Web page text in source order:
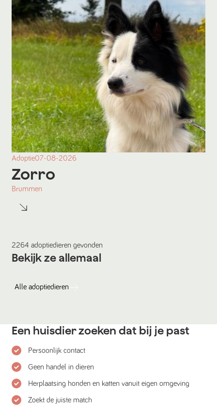
Adoptie07-08-2026
Zorro
Brummen
2264 adoptiedieren gevonden
Bekijk ze allemaal
Alle adoptiedieren
Een huisdier zoeken dat bij je past
Persoonlijk contact
Geen handel in dieren
Herplaatsing honden en katten vanuit eigen omgeving
Zoekt de juiste match